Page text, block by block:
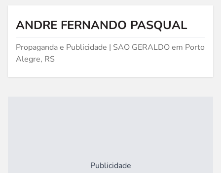
ANDRE FERNANDO PASQUAL
Propaganda e Publicidade | SAO GERALDO em Porto
Alegre, RS
Publicidade